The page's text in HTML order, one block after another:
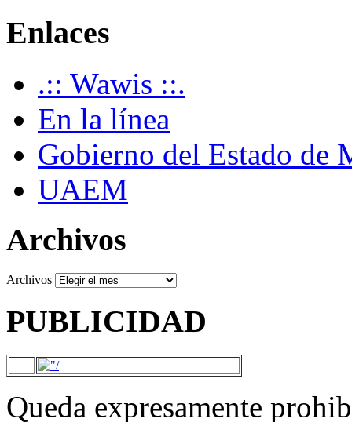
Enlaces
.:: Wawis ::.
En la línea
Gobierno del Estado de
UAEM
Archivos
Archivos
PUBLICIDAD
Queda expresamente